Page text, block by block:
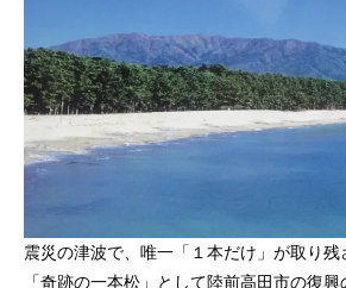
震災の津波で、唯一「１本だけ」が取り
「奇跡の一本松」として陸前高田市の復